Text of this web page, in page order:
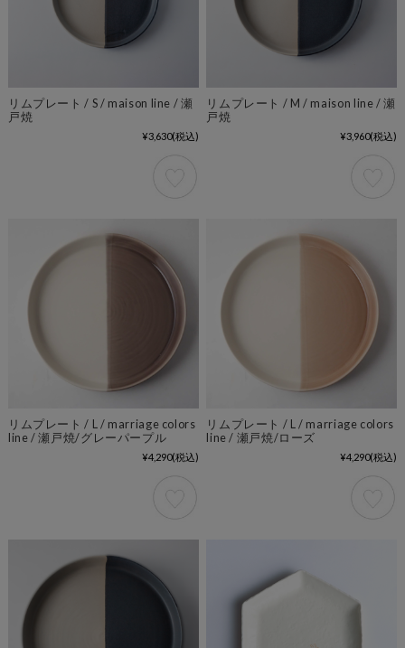
リムプレート / S / maison line / 瀬
戸焼
¥3,630(税込)
リムプレート / M / maison line / 瀬
戸焼
¥3,960(税込)
リムプレート / L / marriage colors
line / 瀬戸焼/グレーパープル
¥4,290(税込)
リムプレート / L / marriage colors
line / 瀬戸焼/ローズ
¥4,290(税込)